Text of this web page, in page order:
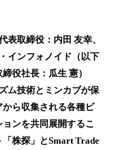
表取締役：内田 友幸、
インフォノイド（以下
役社長：瓜生 憲）
ム技術とミンカブが保
ら収集される各種ビ
ンを共同展開するこ
株探」とSmart Trade